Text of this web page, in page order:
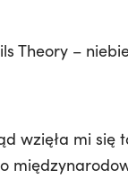
Theory –
wzięła mi się